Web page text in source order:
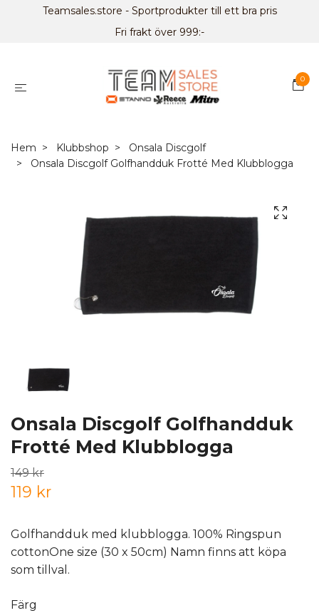
Teamsales.store - Sportprodukter till ett bra pris
Fri frakt över 999:-
0
Hem Klubbshop
Onsala Discgolf
Onsala Discgolf Golfhandduk Frotté Med Klubblogga
Onsala Discgolf Golfhandduk
Frotté Med Klubblogga
149 kr
119 kr
Golfhandduk med klubblogga. 100% Ringspun
cottonOne size (30 x 50cm) Namn finns att köpa
som tillval.
Färg